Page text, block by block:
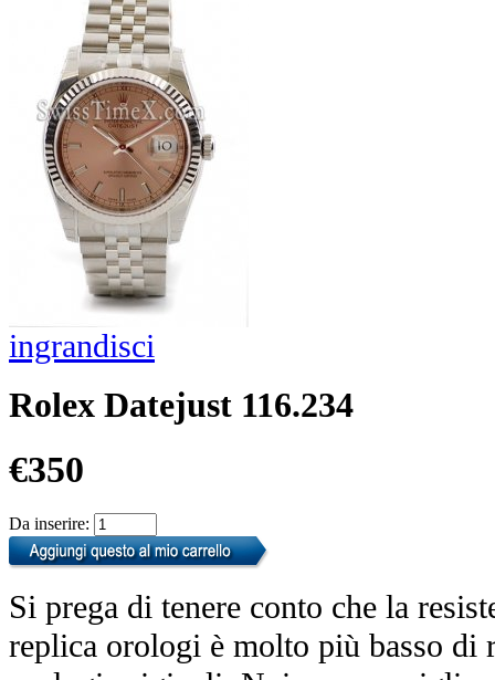
ingrandisci
Rolex Datejust 116.234
€350
Da inserire:
Si prega di tenere conto che la
replica orologi è molto più basso di